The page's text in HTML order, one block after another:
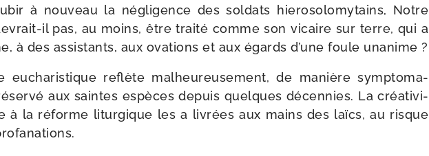
à nou­veau la négli­gence des sol­dats hie­ro­so­lo­my­tains, Notre
​il pas, au moins, être trai­té comme son vicaire sur terre, qui a
à des assis­tants, aux ova­tions et aux égards d’une foule unanime ?
eucha­ris­tique reflète mal­heu­reu­se­ment, de manière symp­to­ma­
aux saintes espèces depuis quelques décen­nies. La créa­ti­vi­
à la réforme litur­gique les a livrées aux mains des laïcs, au risque